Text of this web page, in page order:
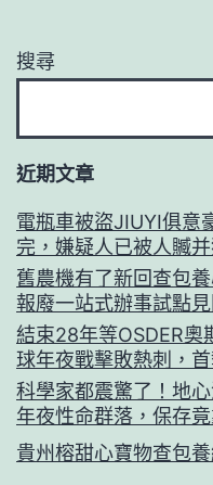
搜尋
近期文章
電瓶車被盜JIUYI俱意
完，嫌疑人已被人贓
舊農機有了新回查包
報廢一站式辦事試點
結束28年等OSDER奧
球年夜戰擊敗熱刺，
科學家都震驚了！地
年夜性命群落，保存竟
貴州榕甜心寶物查包